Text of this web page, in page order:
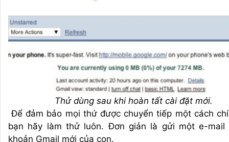
Thử dùng sau khi hoàn tất cài đặt mới.
Để đảm bảo mọi thứ được chuyển tiếp một cách
bạn hãy làm thử luôn. Đơn giản là gửi một e-mail
khoản Gmail mới của con.